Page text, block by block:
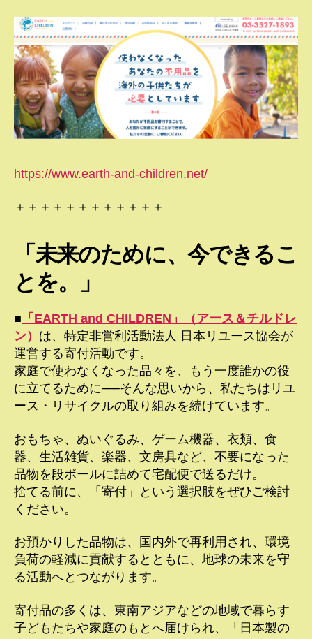
https://www.earth-and-children.net/
＋＋＋＋＋＋＋＋＋＋＋＋
「未来のために、今できるこ
とを。」
■ 「EARTH and CHILDREN」（アース＆チルドレ
ン） は、特定非営利活動法人 日本リユース協会が
運営する寄付活動です。
家庭で使わなくなった品々を、もう一度誰かの役
に立てるために──そんな思いから、私たちはリユ
ース・リサイクルの取り組みを続けています。
おもちゃ、ぬいぐるみ、ゲーム機器、衣類、食
器、生活雑貨、楽器、文房具など、不要になった
品物を段ボールに詰めて宅配便で送るだけ。
捨てる前に、「寄付」という選択肢をぜひご検討
ください。
お預かりした品物は、国内外で再利用され、環境
負荷の軽減に貢献するとともに、地球の未来を守
る活動へとつながります。
寄付品の多くは、東南アジアなどの地域で暮らす
子どもたちや家庭のもとへ届けられ、「日本製の